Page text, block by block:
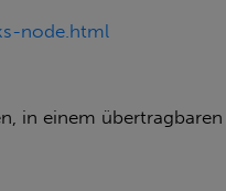
node.html
in einem